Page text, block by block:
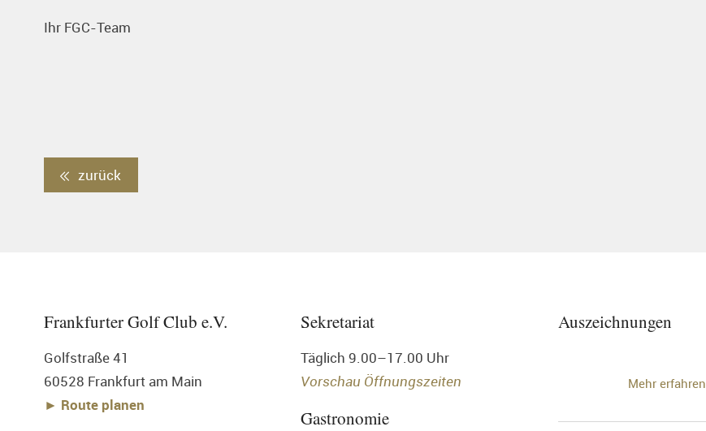
Ihr FGC-Team
zurück
Frankfurter Golf Club e.V.
Golfstraße 41
60528 Frankfurt am Main
► Route planen
Sekretariat
Täglich 9.00–17.00 Uhr
Vorschau Öffnungszeiten
Gastronomie
Auszeichnungen
Mehr erfahren